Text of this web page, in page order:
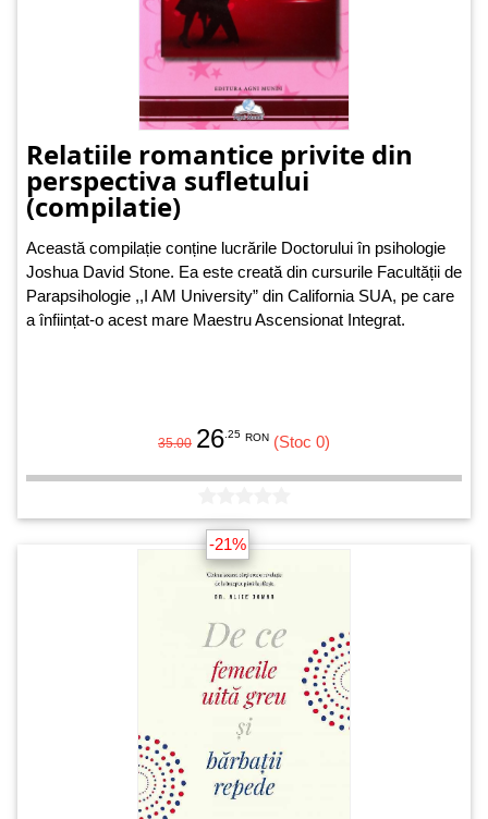
Relatiile romantice privite din
perspectiva sufletului
(compilatie)
Această compilație conține lucrările Doctorului în psihologie
Joshua David Stone. Ea este creată din cursurile Facultății de
Parapsihologie ,,I AM University” din California SUA, pe care
a înființat-o acest mare Maestru Ascensionat Integrat.
35.00 26 .25 RON (Stoc 0)
-21%